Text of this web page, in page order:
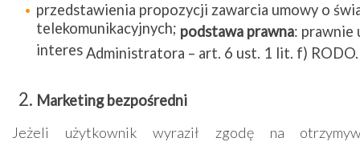
przedstawienia propozycji zawarcia umowy o
telekomunikacyjnych; podstawa prawna: prawnie
interesAdministratora – art. 6 ust. 1 lit. f) RODO.
Marketing bezpośredni
Jeżeli użytkownik wyraził zgodę na